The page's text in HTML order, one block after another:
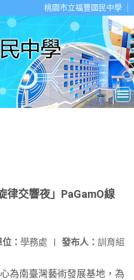
桃園市立福豐國民中學
律交響夜」PaGamO線
發布人： 訓育組
： 學務處 |
為南臺灣藝術發展基地，為